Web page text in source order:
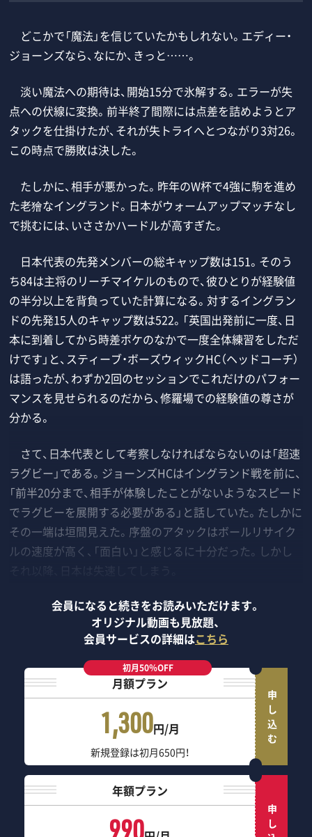
どこかで「魔法」を信じていたかもしれない。エディー・
ジョーンズなら、なにか、きっと……。
淡い魔法への期待は、開始15分で氷解する。エラーが失
点への伏線に変換。前半終了間際には点差を詰めようとア
タックを仕掛けたが、それが失トライへとつながり3対26。
この時点で勝敗は決した。
たしかに、相手が悪かった。昨年のW杯で4強に駒を進め
た老獪なイングランド。日本がウォームアップマッチなし
で挑むには、いささかハードルが高すぎた。
日本代表の先発メンバーの総キャップ数は151。そのう
ち84は主将のリーチマイケルのもので、彼ひとりが経験値
の半分以上を背負っていた計算になる。対するイングラン
ドの先発15人のキャップ数は522。「英国出発前に一度、日
本に到着してから時差ボケのなかで一度全体練習をしただ
けです」と、スティーブ・ボーズウィックHC（ヘッドコーチ）
は語ったが、わずか2回のセッションでこれだけのパフォー
マンスを見せられるのだから、修羅場での経験値の尊さが
分かる。
さて、日本代表として考察しなければならないのは「超速
ラグビー」である。ジョーンズHCはイングランド戦を前に、
「前半20分まで、相手が体験したことがないようなスピード
でラグビーを展開する必要がある」と話していた。たしかに
その一端は垣間見えた。序盤のアタックはボールリサイク
ルの速度が高く、「面白い」と感じるに十分だった。しかし
会員になると続きをお読みいただけます。
オリジナル動画も見放題、
会員サービスの詳細はこちら
初月50％OFF
月額プラン
1,300円/月
新規登録は初月650円！
申し込む
年額プラン